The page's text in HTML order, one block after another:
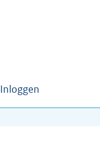
Inloggen